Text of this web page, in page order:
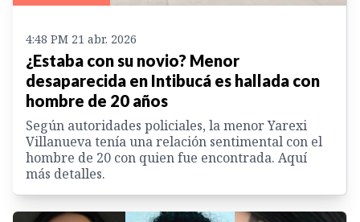
4:48 PM 21 abr. 2026
¿Estaba con su novio? Menor
desaparecida en Intibucá es hallada con
hombre de 20 años
Según autoridades policiales, la menor Yarexi
Villanueva tenía una relación sentimental con el
hombre de 20 con quien fue encontrada. Aquí
más detalles.